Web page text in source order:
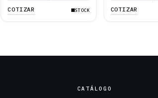
Caterpillar 312C
COTIZAR STOCK
Caterpillar 320D
COTIZAR
CATÁLOGO